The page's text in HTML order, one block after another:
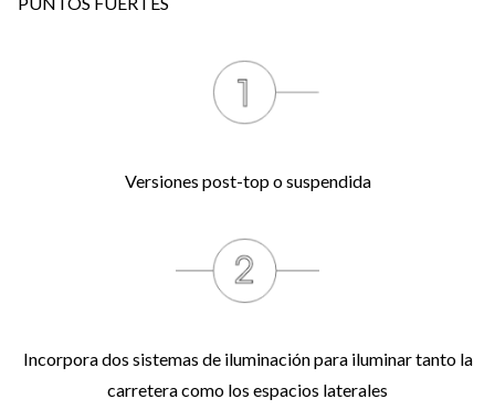
Versiones post-top o suspendida
Incorpora dos sistemas de iluminación para iluminar tanto la
carretera como los espacios laterales